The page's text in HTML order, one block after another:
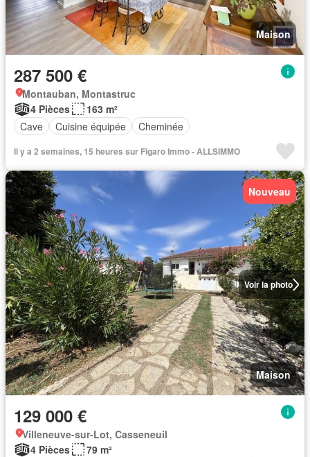
Maison
287 500 €
Montauban, Montastruc
4 Pièces
163 m²
Cave
Cuisine équipée Cheminée
Il y a 2 semaines, 15 heures sur Figaro Immo - ALLSIMMO
Voir la photo
Nouveau
Maison
129 000 €
Villeneuve-sur-Lot, Casseneuil
4 Pièces
79 m²